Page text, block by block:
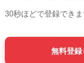
30秒ほどで登録できま
無料登録